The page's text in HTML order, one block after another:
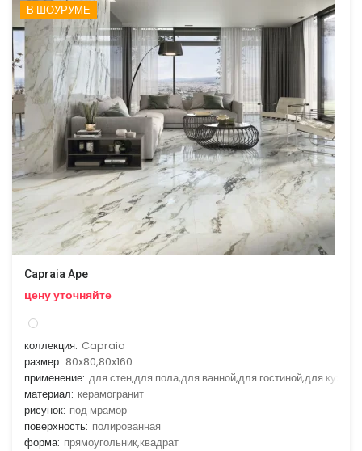
В ШОУРУМЕ
Capraia Ape
цену уточняйте
коллекция: Capraia
размер: 80x80,80x160
применение: для стен,для пола,для ванной,для гостиной,для кухни
материал: керамогранит
рисунок: под мрамор
поверхность: полированная
форма: прямоугольник,квадрат